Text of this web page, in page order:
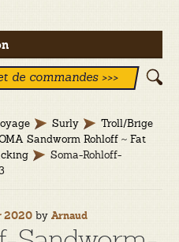
de commandes >>>
Surly
Troll/Brige
Sandworm Rohloff ~ Fat
Soma-Rohloff-
2020by Arnaud